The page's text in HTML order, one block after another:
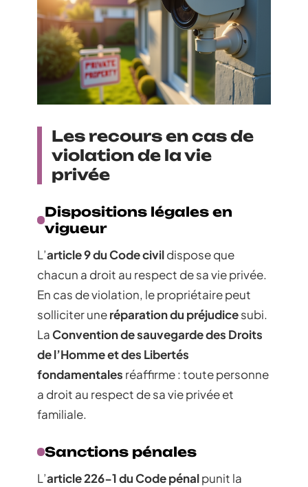
Les recours en cas de
violation de la vie
privée
Dispositions légales en
vigueur
L’article 9 du Code civildispose que
chacun a droit au respect de sa vie privée.
En cas de violation, le propriétaire peut
solliciter uneréparation du préjudicesubi.
LaConvention de sauvegarde des Droits
de l’Homme et des Libertés
fondamentales réaffirme : toute personne
a droit au respect de sa vie privée et
familiale.
Sanctions pénales
L’article 226-1 du Code pénalpunit la